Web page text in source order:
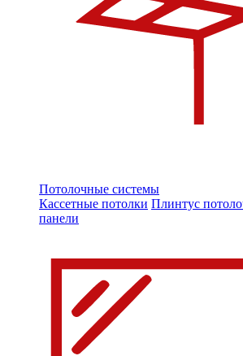
Потолочные системы
Кассетные потолки Плинтус
панели